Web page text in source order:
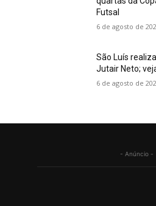
Futsal
6 de agosto de
São Luís
Jutair Neto;
6 de agosto de
- Anúncio -